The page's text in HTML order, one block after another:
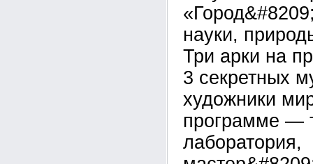
науки,
Три арки на
3 секретных
художники
программе —
лаборатория,